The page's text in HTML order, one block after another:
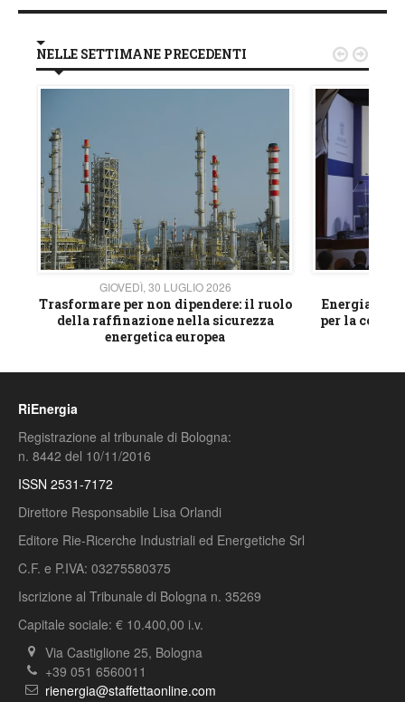
NELLE SETTIMANE PRECEDENTI
GIOVEDÌ, 30 LUGLIO 2026
Trasformare per non dipendere: il ruolo
della raffinazione nella sicurezza
energetica europea
Energia e
per la
 
RiEnergia
Registrazione al tribunale di Bologna:
n. 8442 del 10/11/2016
ISSN 2531-7172
Direttore Responsabile Lisa Orlandi
Editore Rie-Ricerche Industriali ed Energetiche Srl
C.F. e P.IVA: 03275580375
Iscrizione al Tribunale di Bologna n. 35269
Capitale sociale: € 10.400,00 i.v.
Via Castiglione 25, Bologna
+39 051 6560011
rienergia@staffettaonline.com